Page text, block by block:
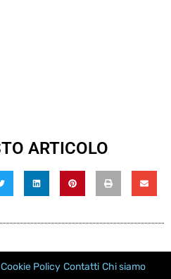
ARTICOLO
Cookie Policy Contatti Chi siamo